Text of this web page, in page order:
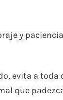
y
evita a
que